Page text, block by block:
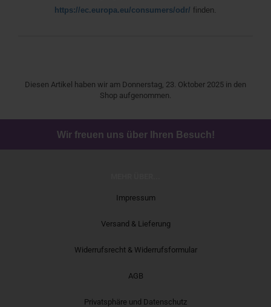
https://ec.europa.eu/consumers/odr/ finden.
Diesen Artikel haben wir am Donnerstag, 23. Oktober 2025 in den
Shop aufgenommen.
Wir freuen uns über Ihren Besuch!
Impressum
Versand & Lieferung
Widerrufsrecht & Widerrufsformular
AGB
Privatsphäre und Datenschutz